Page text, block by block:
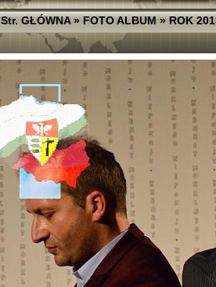
Str. GŁÓWNA»FOTO ALBUM»ROK